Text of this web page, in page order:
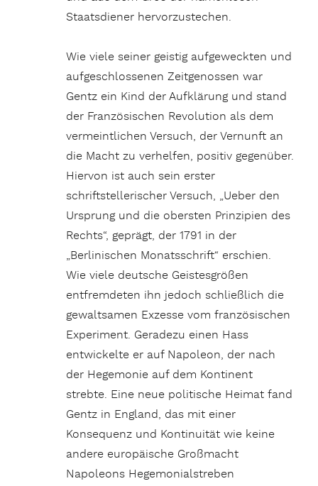
Staatsdiener hervorzustechen.
Wie viele seiner geistig aufgeweckten und
aufgeschlossenen Zeitgenossen war
Gentz ein Kind der Aufklärung und stand
der Französischen Revolution als dem
vermeintlichen Versuch, der Vernunft an
die Macht zu verhelfen, positiv gegenüber.
Hiervon ist auch sein erster
schriftstellerischer Versuch, „Ueber den
Ursprung und die obersten Prinzipien des
Rechts“, geprägt, der 1791 in der
„Berlinischen Monatsschrift“ erschien.
Wie viele deutsche Geistesgrößen
entfremdeten ihn jedoch schließlich die
gewaltsamen Exzesse vom französischen
Experiment. Geradezu einen Hass
entwickelte er auf Napoleon, der nach
der Hegemonie auf dem Kontinent
strebte. Eine neue politische Heimat fand
Gentz in England, das mit einer
Konsequenz und Kontinuität wie keine
andere europäische Großmacht
Napoleons Hegemonialstreben